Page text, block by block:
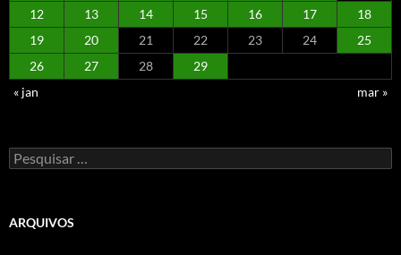
12
13 14 15 16 17
18
19
20 21 22 23 24
25
26
27 28
29
« jan
mar »
Pesquisar
por:
ARQUIVOS